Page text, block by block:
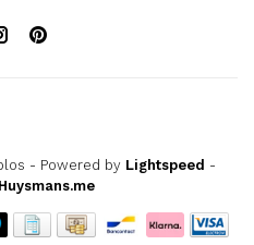
- Powered by Lightspeed -
Huysmans.me